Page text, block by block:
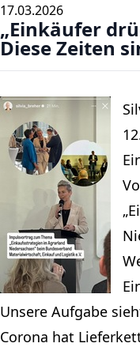
17.03.2026
„Einkäufer
Diese Zeiten
Unsere Aufgabe
Corona hat